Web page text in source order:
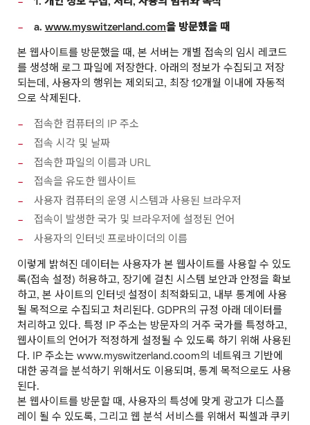
a. www.myswitzerland.com을 방문했을 때
본 웹사이트를 방문했을 때, 본 서버는 개별 접속의 임시 레코드
를 생성해 로그 파일에 저장한다. 아래의 정보가 수집되고 저장
되는데, 사용자의 행위는 제외되고, 최장 12개월 이내에 자동적
으로 삭제된다.
접속한 컴퓨터의 IP 주소
접속 시각 및 날짜
접속한 파일의 이름과 URL
접속을 유도한 웹사이트
사용자 컴퓨터의 운영 시스템과 사용된 브라우저
접속이 발생한 국가 및 브라우저에 설정된 언어
사용자의 인터넷 프로바이더의 이름
이렇게 밝혀진 데이터는 사용자가 본 웹사이트를 사용할 수 있도
록(접속 설정) 허용하고, 장기에 걸친 시스템 보안과 안정을 확보
하고, 본 사이트의 인터넷 설정이 최적화되고, 내부 통계에 사용
될 목적으로 수집되고 처리된다. GDPR의 규정 아래 데이터를
처리하고 있다. 특정 IP 주소는 방문자의 거주 국가를 특정하고,
웹사이트의 언어가 적정하게 설정될 수 있도록 하기 위해 사용된
다. IP 주소는 www.myswitzerland.coom의 네트워크 기반에
대한 공격을 분석하기 위해서도 이용되며, 통계 목적으로도 사용
된다.
본 웹사이트를 방문할 때, 사용자의 특성에 맞게 광고가 디스플
레이 될 수 있도록, 그리고 웹 분석 서비스를 위해서 픽셀과 쿠키